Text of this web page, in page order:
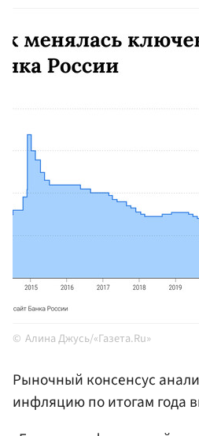
Алина Джусь/«Газета.Ru»
Рыночный консенсус
инфляцию по итогам года